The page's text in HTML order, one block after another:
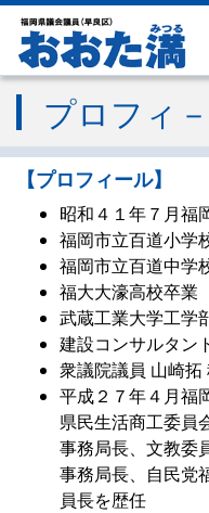
プロフィ
【プロフィール】
昭和４１年７月福
福岡市立百道小学
福岡市立百道中学
福大大濠高校卒業
武蔵工業大学工学
建設コンサルタン
衆議院議員 山崎拓
平成２７年４月福
県民生活商工委員
事務局長、文教委
事務局長、自民党
員長を歴任